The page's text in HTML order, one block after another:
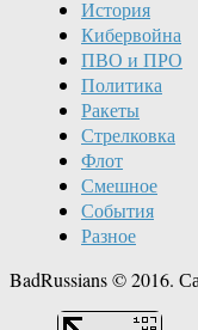
История
Кибервойна
ПВО и ПРО
Политика
Ракеты
Стрелковка
Флот
Смешное
События
Разное
BadRussians © 2016.